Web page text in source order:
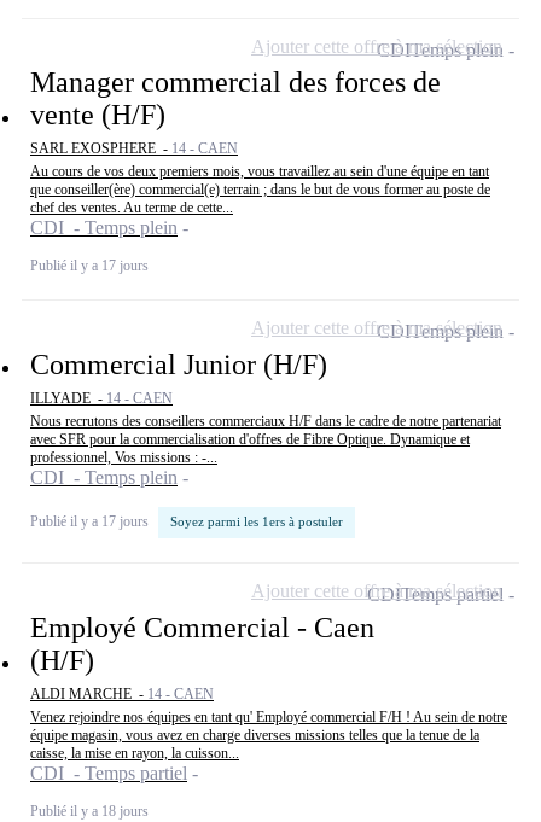
Manager commercial des forces de
vente (H/F)
SARL EXOSPHERE - 14 - CAEN
Au cours de vos deux premiers mois, vous travaillez au sein d'une équipe en tant
que conseiller(ère) commercial(e) terrain ; dans le but de vous former au poste de
chef des ventes. Au terme de cette...
CDI - Temps plein
Publié il y a 17 jours
CDITemps plein
Ajouter cette offre à ma sélection
Commercial Junior (H/F)
ILLYADE - 14 - CAEN
Nous recrutons des conseillers commerciaux H/F dans le cadre de notre partenariat
avec SFR pour la commercialisation d'offres de Fibre Optique. Dynamique et
professionnel, Vos missions : -...
CDI - Temps plein
Publié il y a 17 jours Soyez parmi les 1ers à postuler
CDITemps plein
Ajouter cette offre à ma sélection
Employé Commercial - Caen
(H/F)
ALDI MARCHE - 14 - CAEN
Venez rejoindre nos équipes en tant qu' Employé commercial F/H ! Au sein de notre
équipe magasin, vous avez en charge diverses missions telles que la tenue de la
caisse, la mise en rayon, la cuisson...
CDI - Temps partiel
Publié il y a 18 jours
CDITemps partiel
Ajouter cette offre à ma sélection